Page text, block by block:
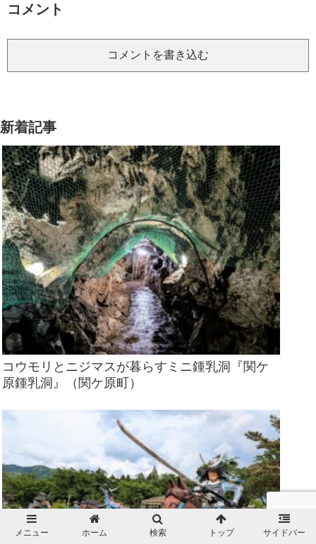
コメント
コメントを書き込む
新着記事
コウモリとニジマスが暮らすミニ鍾乳洞『関ケ
原鍾乳洞』（関ケ原町）
メニュー ホーム 検索 トップ サイドバー